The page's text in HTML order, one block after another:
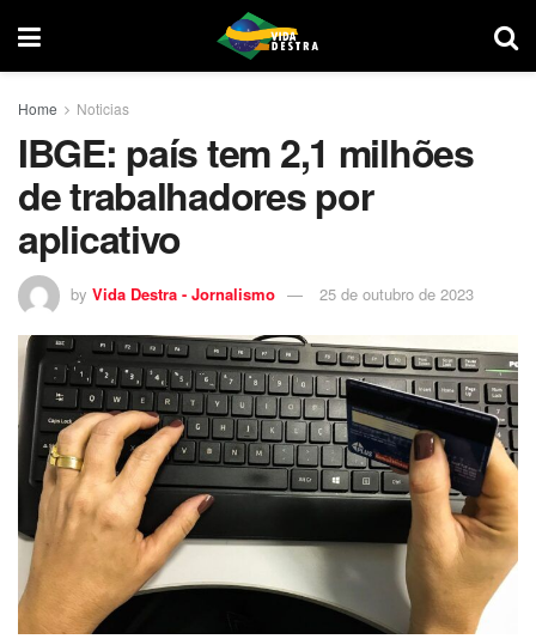
Home Noticias
IBGE: país tem 2,1 milhões
de trabalhadores por
aplicativo
by Vida Destra - Jornalismo 25 de outubro de 2023